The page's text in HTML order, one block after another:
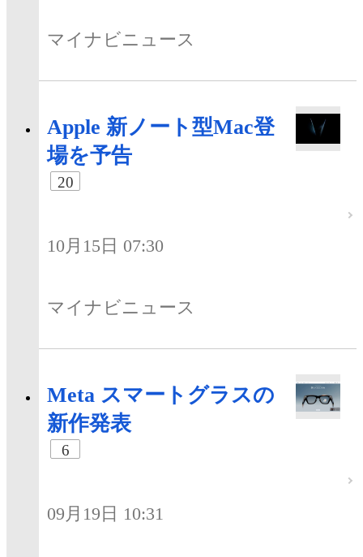
マイナビニュース
Apple 新ノート型Mac登
場を予告
20
10月15日 07:30
マイナビニュース
Meta スマートグラスの
新作発表
6
09月19日 10:31